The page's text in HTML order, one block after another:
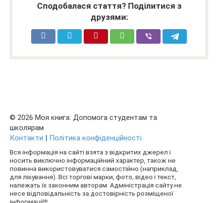
Сподобалася стаття? Поділитися з
друзями:
© 2026 Моя книга: Допомога студентам та
школярам
Контакти | Політика конфіденційності
Вся інформація на сайті взята з відкритих джерел і
носить виключно інформаційний характер, також не
повинна використовуватися самостійно (наприклад,
для лікування). Всі торгові марки, фото, відео і текст,
належать їх законним авторам. Адміністрація сайту не
несе відповідальність за достовірність розміщеної